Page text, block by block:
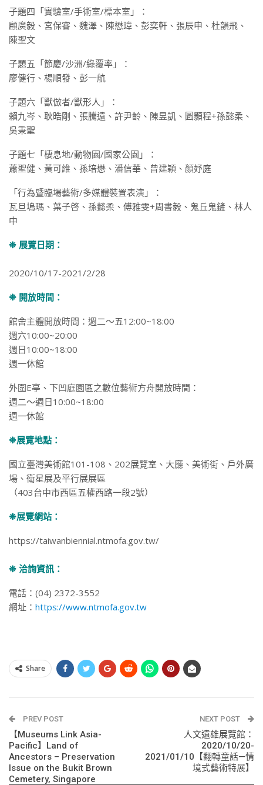
子題四「實驗室/手術室/標本室」：
顧廣毅、宮保睿、魏澤、陳懋璋、彭奕軒、張辰申、杜韻飛、
陳聖文
子題五「節慶/沙洲/綠覆率」：
廖健行、楊順發、彭一航
子題六「獸倣者/獸形人」：
賴九岑、耿晧剛、張騰遠、許尹齡、陳昱凱、圖顥程+孫懿柔、
吳秉聖
子題七「棲息地/動物園/國家公園」：
蕭聖健、黃可維、孫培懋、潘信華、曾建穎、顏妤庭
「行為暨臨場藝術/多媒體裝置表演」：
瓦旦塢瑪、葉子啓、孫懿柔、傅雅雯+周書毅、鬼丘鬼鏟、林人
中
❉ 展覽日期：
2020/10/17-2021/2/28
❉ 開放時間：
館舍主體開放時間：週二～五12:00~18:00
週六10:00~20:00
週日10:00~18:00
週一休館
外圍E亭、下凹庭園區之數位藝術方舟開放時間：
週二～週日10:00~18:00
週一休館
❉展覽地點：
國立臺灣美術館101-108、202展覽室、大廳、美術街、戶外廣
場、衛星展及平行展展區
（403台中市西區五權西路一段2號）
❉展覽網站：
https://taiwanbiennial.ntmofa.gov.tw/
❉ 洽詢資訊：
電話：(04) 2372-3552
網址： https://www.ntmofa.gov.tw
Share
PREV POST
【Museums Link Asia-
Pacific】Land of
Ancestors – Preservation
Issue on the Bukit Brown
Cemetery, Singapore
NEXT POST
人文遠雄展覽館：
2020/10/20-
2021/01/10【翻轉童話—情
境式藝術特展】